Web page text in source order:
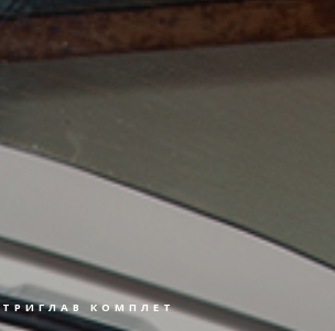
ТРИГЛАВ КОМПЛЕТ